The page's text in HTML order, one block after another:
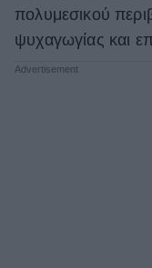
Women's
πολυμεσικού
ψυχαγωγίας και